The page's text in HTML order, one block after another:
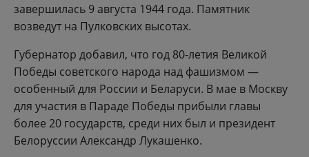
завершилась 9 августа 1944 года. Памятник
возведут на Пулковских высотах.
Губернатор добавил, что год 80-летия Великой
Победы советского народа над фашизмом —
особенный для России и Беларуси. В мае в Москву
для участия в Параде Победы прибыли главы
более 20 государств, среди них был и президент
Белоруссии Александр Лукашенко.